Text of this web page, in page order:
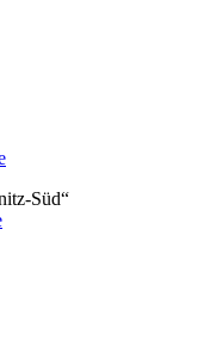
Süd“